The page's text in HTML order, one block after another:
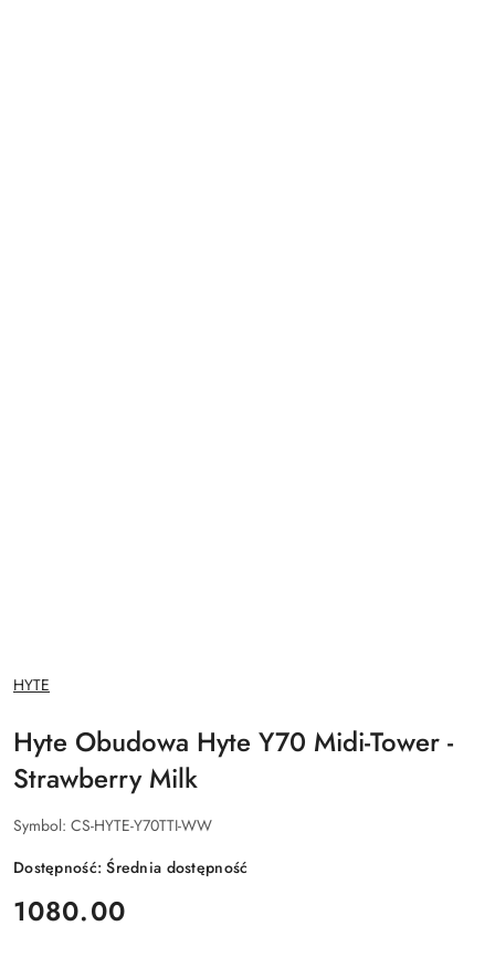
NAZWA
PRODUCENTA:
HYTE
Hyte Obudowa Hyte Y70 Midi-Tower -
Strawberry Milk
Symbol: CS-HYTE-Y70TTI-WW
Dostępność:Średnia dostępność
cena:
1080.00